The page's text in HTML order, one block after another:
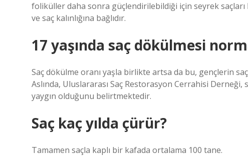
foliküller daha sonra güçlendirilebildiği için seyrek saçları
ve saç kalınlığına bağlıdır.
17 yaşında saç dökülmesi
Saç dökülme oranı yaşla birlikte artsa da bu, gençlerin
Aslında, Uluslararası Saç Restorasyon Cerrahisi
yaygın olduğunu belirtmektedir.
Saç kaç yılda çürür?
Tamamen saçla kaplı bir kafada ortalama 100 tane.